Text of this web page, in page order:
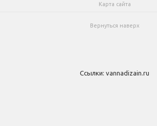
Карта сайта
Вернуться наверх
Ссылки: vannadizain.ru